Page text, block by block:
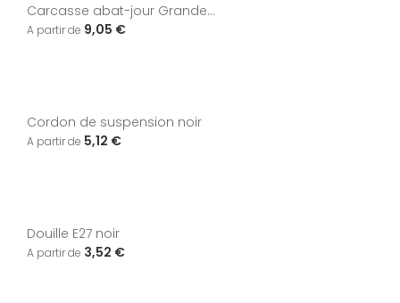
Carcasse abat-jour Grande...
9,05 €
Cordon de suspension noir
5,12 €
Douille E27 noir
3,52 €